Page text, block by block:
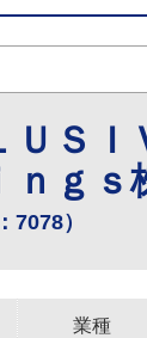
ＵＳ
ｎｇｓ
7078）
業種